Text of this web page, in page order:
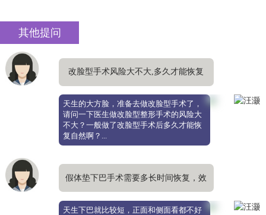
其他提问
改脸型手术风险大不大,多久才能恢复
自然
天生的大方脸，准备去做改脸型手术了，
请问一下医生做改脸型整形手术的风险大
不大？一般做了改脸型手术后多久才能恢
复自然啊？...
假体垫下巴手术需要多长时间恢复，效
果自然吗
天生下巴就比较短，正面和侧面看都不好